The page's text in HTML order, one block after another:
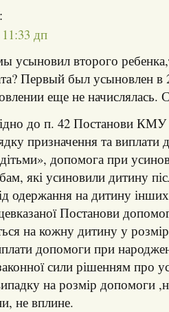
дп
усыновил второго
Первый был усыновлен в
еще не начислялась.
до п. 42 Постанови
призначення та виплати
допомога при
які усиновили дитину
одержання на дитину
Постанови
на кожну дитину у
допомоги при
сили рішенням про
на розмір допомоги
не вплине.